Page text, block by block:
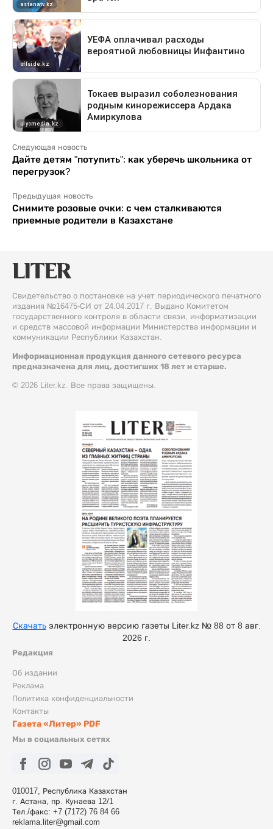
Следующая новость
Дайте детям "потупить": как уберечь школьника от
перегрузок?
Предыдущая новость
Снимите розовые очки: с чем сталкиваются
приемные родители в Казахстане
Свидетельство о постановке на учет периодического печатного
издания №16475-СИ от 24.04.2017 г. Выдано Комитетом
государственного контроля в области связи, информатизации
и средств массовой информации Министерства информации и
коммуникации Республики Казахстан.
Информационная продукция данного сетевого ресурса
предназначена для лиц, достигших 18 лет и старше.
© 2026 Liter.kz. Все права защищены.
Редакция
Об издании
Реклама
Политика конфиденциальности
Контакты
Газета «Литер» PDF
Мы в социальных сетях
010017, Республика Казахстан
г. Астана, пр. Кунаева 12/1
Тел./факс: +7 (7172) 76 84 66
reklama.liter@gmail.com
Скачатьэлектронную версию газеты Liter.kz № 88 от 8 авг.
2026 г.